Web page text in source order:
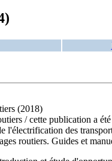
(2018)
/ cette publication a
l'électrification des
routiers. Guides et